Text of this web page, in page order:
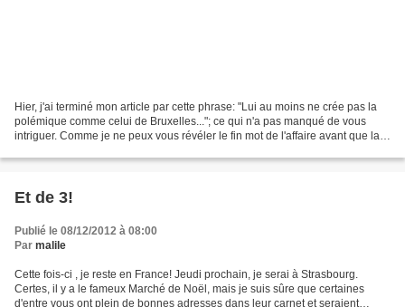
Hier, j'ai terminé mon article par cette phrase: "Lui au moins ne crée pas la
polémique comme celui de Bruxelles..."; ce qui n'a pas manqué de vous
intriguer. Comme je ne peux vous révéler le fin mot de l'affaire avant que la
Et de 3!
Publié le 08/12/2012 à 08:00
Par malile
Cette fois-ci , je reste en France! Jeudi prochain, je serai à Strasbourg.
Certes, il y a le fameux Marché de Noël, mais je suis sûre que certaines
d'entre vous ont plein de bonnes adresses dans leur carnet et seraient